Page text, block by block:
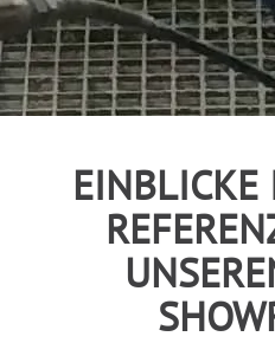
EINBLICKE